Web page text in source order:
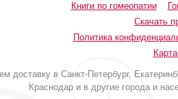
Книги по гомеопатии
Скачать
Политика
доставку в Санкт-Петербург,
Краснодар и в другие города и